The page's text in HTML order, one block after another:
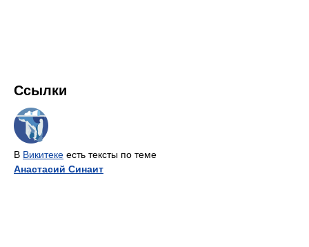
Ссылки
В Викитеке есть тексты по теме
Анастасий Синаит